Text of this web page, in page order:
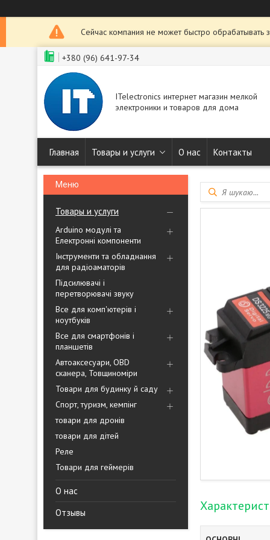
Сейчас компания не может быстро
+380 (96) 641-97-34
ITelectronics интернет магазин мелкой
электроники и товаров для дома
Главная Товары и услуги О нас Контакты
Товары и услуги
Arduino модулі та
Електронні компоненти
Інструменти та обладнання
для радіоаматорів
Підсилювачі і
перетворювачі звуку
Все для комп'ютерів і
ноутбуків
Все для смартфонів і
планшетів
Автоаксесуари, OBD
сканера, Товщиноміри
Товари для будинку й саду
Спорт, туризм, кемпінг
товари для дронів
товари для дітей
Реле
Товари для геймерів
О нас
Отзывы